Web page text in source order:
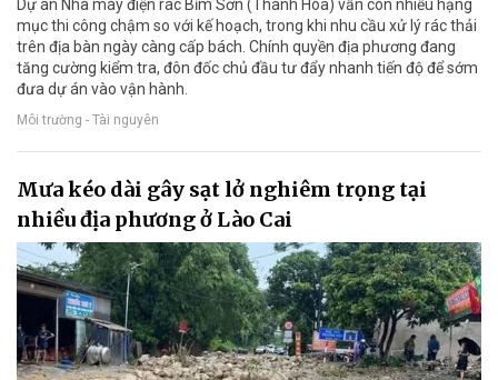
Dự án Nhà máy điện rác Bỉm Sơn (Thanh Hóa) vẫn còn nhiều hạng
mục thi công chậm so với kế hoạch, trong khi nhu cầu xử lý rác thải
trên địa bàn ngày càng cấp bách. Chính quyền địa phương đang
tăng cường kiểm tra, đôn đốc chủ đầu tư đẩy nhanh tiến độ để sớm
đưa dự án vào vận hành.
Môi trường - Tài nguyên
Mưa kéo dài gây sạt lở nghiêm trọng tại
nhiều địa phương ở Lào Cai